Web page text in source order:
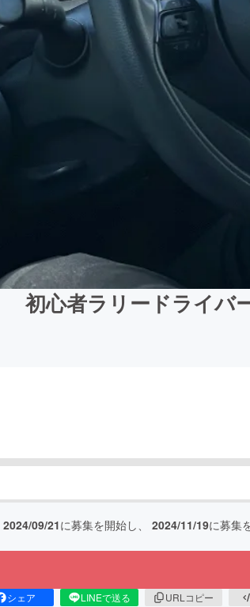
初心者ラリードライバ
2024/09/21に募集を開始し、 2024/11/19に募集
シェア LINEで送る URLコピー